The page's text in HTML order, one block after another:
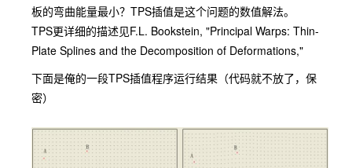
板的弯曲能量最小？TPS插值是这个问题的数值解法。
TPS更详细的描述见F.L. Bookstein, "Principal Warps: Thin-
Plate Splines and the Decomposition of Deformations,"
下面是俺的一段TPS插值程序运行结果（代码就不放了，保
密）